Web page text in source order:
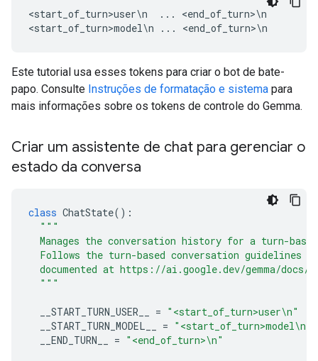
<start_of_turn>user\n  ... <end_of_turn>\n
Este tutorial usa esses tokens para criar o bot de bate-
papo. Consulte Instruções de formatação e sistema para
mais informações sobre os tokens de controle do Gemma.
Criar um assistente de chat para gerenciar o
estado da conversa
class ChatState():
"""
Manages the conversation history for a turn-
Follows the turn-based conversation guidelines
documented at https://ai.google.dev/gemma/docs/
  """
__START_TURN_USER__ = "<start_of_turn>user\n"
__START_TURN_MODEL__
= "<start_of_turn>model\n"
__END_TURN__
= "<end_of_turn>\n"